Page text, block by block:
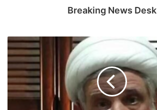
Breaking News Desk